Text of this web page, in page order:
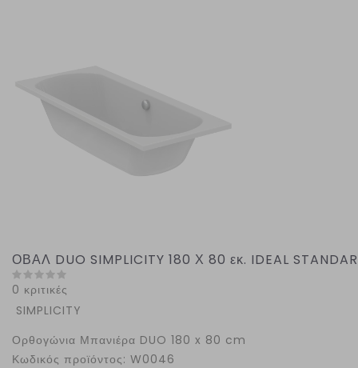
ΟΒΑΛ DUO SIMPLICITY 180 Χ 80 εκ. IDEAL
0 κριτικές
SIMPLICITY
Ορθογώνια Μπανιέρα DUO 180 x 80 cm
Κωδικός προϊόντος: W0046